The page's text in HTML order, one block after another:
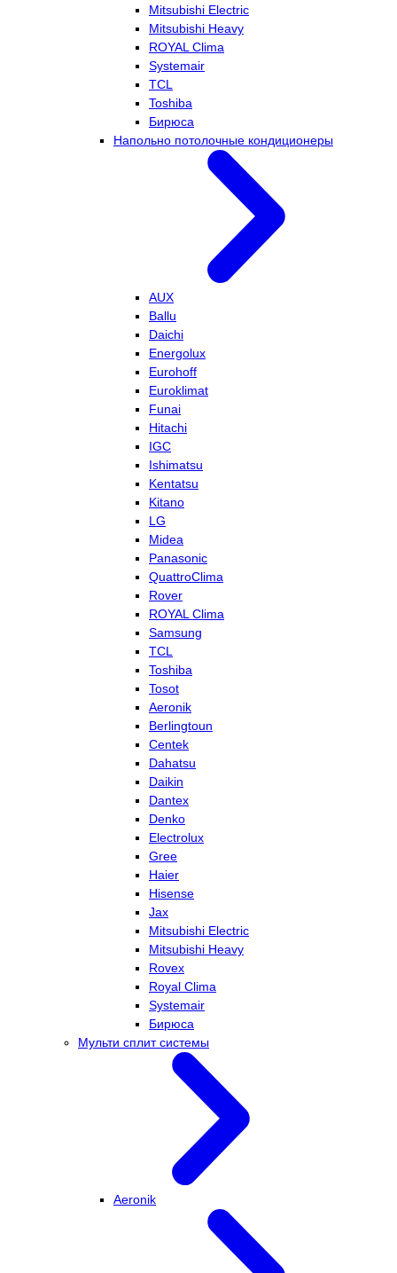
Mitsubishi Electric
Mitsubishi Heavy
ROYAL Clima
Systemair
TCL
Toshiba
Бирюса
Напольно потолочные кондиционеры
AUX
Ballu
Daichi
Energolux
Eurohoff
Euroklimat
Funai
Hitachi
IGC
Ishimatsu
Kentatsu
Kitano
LG
Midea
Panasonic
QuattroClima
Rover
ROYAL Clima
Samsung
TCL
Toshiba
Tosot
Aeronik
Berlingtoun
Centek
Dahatsu
Daikin
Dantex
Denko
Electrolux
Gree
Haier
Hisense
Jax
Mitsubishi Electric
Mitsubishi Heavy
Rovex
Royal Clima
Systemair
Бирюса
Мульти сплит системы
Aeronik